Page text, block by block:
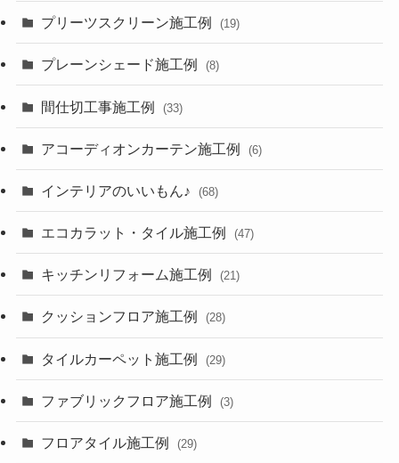
プリーツスクリーン施工例 (19)
プレーンシェード施工例 (8)
間仕切工事施工例 (33)
アコーディオンカーテン施工例 (6)
インテリアのいいもん♪ (68)
エコカラット・タイル施工例 (47)
キッチンリフォーム施工例 (21)
クッションフロア施工例 (28)
タイルカーペット施工例 (29)
ファブリックフロア施工例 (3)
フロアタイル施工例 (29)